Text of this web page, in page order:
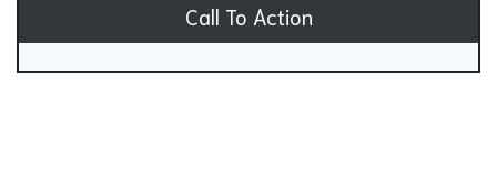
Call To Action